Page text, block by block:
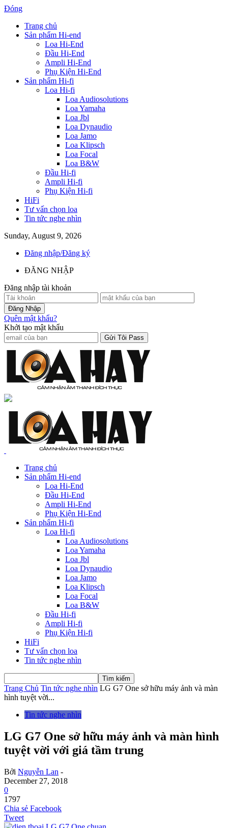
Đóng
Trang chủ
Sản phẩm Hi-end
Loa Hi-End
Đầu Hi-End
Ampli Hi-End
Phụ Kiện Hi-End
Sản phẩm Hi-fi
Loa Hi-fi
Loa Audiosolutions
Loa Yamaha
Loa Jbl
Loa Dynaudio
Loa Jamo
Loa Klipsch
Loa Focal
Loa B&W
Đầu Hi-fi
Ampli Hi-fi
Phụ Kiện Hi-fi
HiFi
Tư vấn chọn loa
Tin tức nghe nhìn
Sunday, August 9, 2026
Đăng nhập/Đăng ký
ĐĂNG NHẬP
Đăng nhập tài khoản
Quên mật khẩu?
Khởi tạo mật khẩu
Trang chủ
Sản phẩm Hi-end
Loa Hi-End
Đầu Hi-End
Ampli Hi-End
Phụ Kiện Hi-End
Sản phẩm Hi-fi
Loa Hi-fi
Loa Audiosolutions
Loa Yamaha
Loa Jbl
Loa Dynaudio
Loa Jamo
Loa Klipsch
Loa Focal
Loa B&W
Đầu Hi-fi
Ampli Hi-fi
Phụ Kiện Hi-fi
HiFi
Tư vấn chọn loa
Tin tức nghe nhìn
Trang Chủ Tin tức nghe nhìn LG G7 One sở hữu máy ảnh và màn
hình tuyệt vời...
Tin tức nghe nhìn
LG G7 One sở hữu máy ảnh và màn hình
tuyệt vời với giá tầm trung
Bởi Nguyễn Lan -
December 27, 2018
0
1797
Chia sẻ Facebook
Tweet